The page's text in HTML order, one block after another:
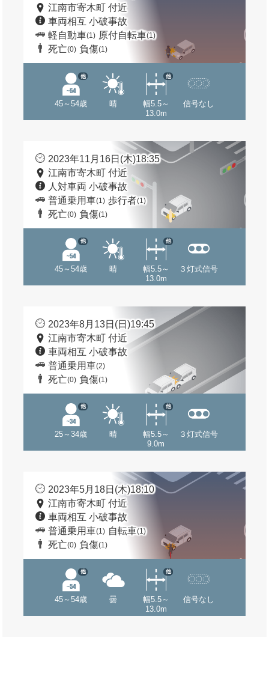
江南市寄木町 付近
車両相互 小破事故
軽自動車(1) 原付自転車(1)
死亡(0) 負傷(1)
45～54歳
他
晴
幅5.5～
13.0m
他
信号なし
2023年11月16日(木)18:35
江南市寄木町 付近
人対車両 小破事故
普通乗用車(1) 歩行者(1)
死亡(0) 負傷(1)
45～54歳
他
晴
幅5.5～
13.0m
他
３灯式信号
2023年8月13日(日)19:45
江南市寄木町 付近
車両相互 小破事故
普通乗用車(2)
死亡(0) 負傷(1)
25～34歳
他
晴
幅5.5～
9.0m
他
３灯式信号
2023年5月18日(木)18:10
江南市寄木町 付近
車両相互 小破事故
普通乗用車(1) 自転車(1)
死亡(0) 負傷(1)
45～54歳
他
曇
幅5.5～
13.0m
他
信号なし